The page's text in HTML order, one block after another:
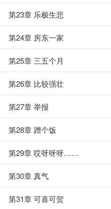
第23章 乐极生悲
第24章 房东一家
第25章 三五个月
第26章 比较强壮
第27章 举报
第28章 蹭个饭
第29章 哎呀呀呀……
第30章 真气
第31章 可喜可贺